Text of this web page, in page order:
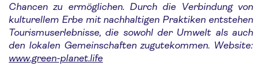
Chancen zu ermöglichen. Durch die Verbindung von
kulturellem Erbe mit nachhaltigen Praktiken entstehen
Tourismuserlebnisse, die sowohl der Umwelt als auch
den lokalen Gemeinschaften zugutekommen. Website:
www.green-planet.life